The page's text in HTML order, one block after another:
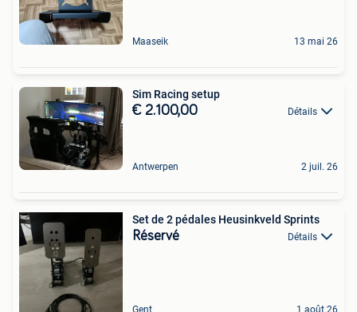
Maaseik 13 mai 26
Sim Racing setup
€ 2.100,00 Détails
Antwerpen 2 juil. 26
Set de 2 pédales Heusinkveld Sprints
Réservé Détails
Gent 1 août 26